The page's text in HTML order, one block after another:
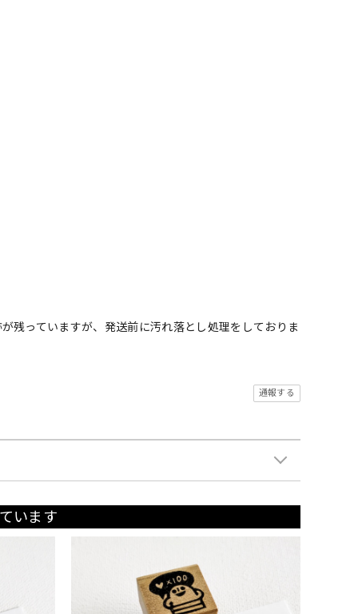
残っていますが、発送前に汚れ落とし処理をしておりま
通報する
います